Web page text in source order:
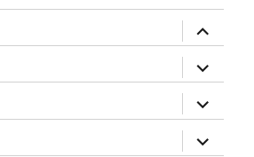
öffnen
öffnen
öffnen
öffnen